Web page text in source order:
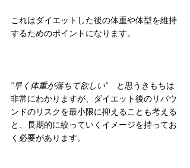
これはダイエットした後の体重や体型を維持
するためのポイントになります。
”早く体重が落ちて欲しい”
と思うきもちは
非常にわかりますが、ダイエット後のリバウ
ンドのリスクを最小限に抑えることも考える
と、長期的に絞っていくイメージを持ってお
く必要があります。